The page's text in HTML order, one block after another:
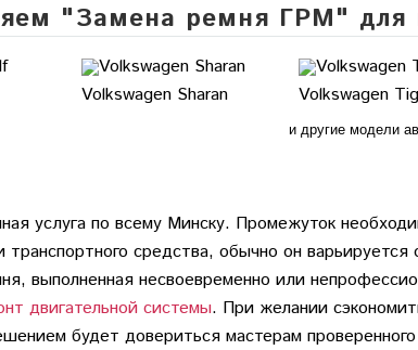
"Замена ремня ГРМ" для
Volkswagen Sharan Volkswagen
и другие модели
услуга по всему Минску. Промежуток
средства, обычно он варьируется
выполненная несвоевременно или
двигательной системы. При желании
будет довериться мастерам